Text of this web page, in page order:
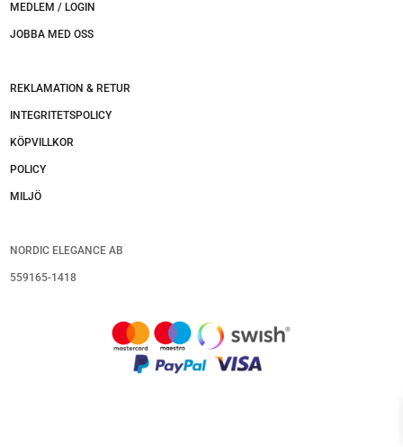
MEDLEM / LOGIN
JOBBA MED OSS
REKLAMATION & RETUR
INTEGRITETSPOLICY
KÖPVILLKOR
POLICY
MILJÖ
NORDIC ELEGANCE AB
559165-1418